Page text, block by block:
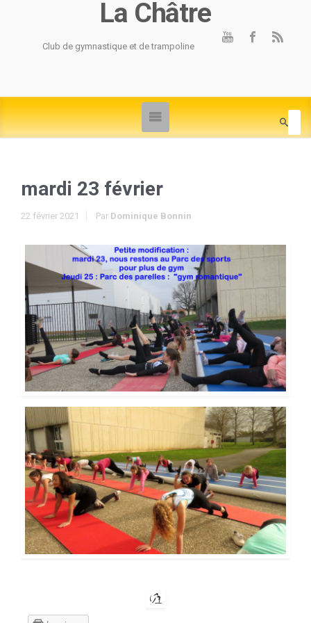
La Châtre
Club de gymnastique et de trampoline
mardi 23 février
22 février 2021 Par Dominique Bonnin